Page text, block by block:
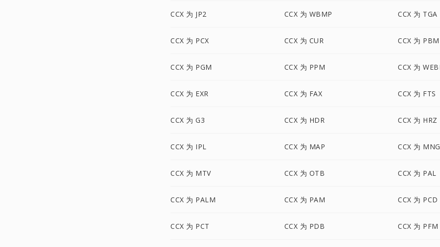
CCX 为 JP2 CCX 为 WBMP CCX 为 TGA
CCX 为 PCX CCX 为 CUR CCX 为 PBM
CCX 为 PGM CCX 为 PPM CCX 为
CCX 为 EXR CCX 为 FAX CCX 为 FTS
CCX 为 G3 CCX 为 HDR CCX 为 HRZ
CCX 为 IPL CCX 为 MAP CCX 为 MNG
CCX 为 MTV CCX 为 OTB CCX 为 PAL
CCX 为 PALM CCX 为 PAM CCX 为 PCD
CCX 为 PCT CCX 为 PDB CCX 为 PFM